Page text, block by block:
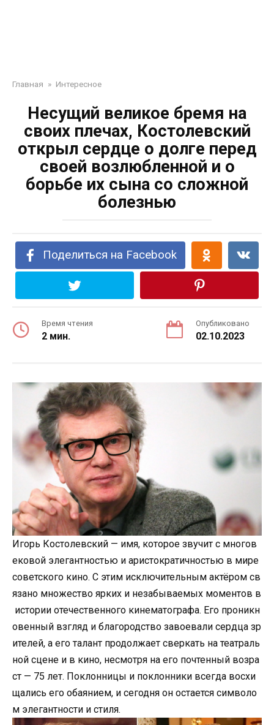
Главная » Интересное
Несущий великое бремя на
своих плечах, Костолевский
открыл сердце о долге перед
своей возлюбленной и о
борьбе их сына со сложной
болезнью
Поделиться на Facebook
Время чтения
2 мин.
Опубликовано
02.10.2023
Игорь Костолевский — имя, которое звучит с многов
ековой элегантностью и аристократичностью в мире
советского кино. С этим исключительным актёром св
язано множество ярких и незабываемых моментов в
истории отечественного кинематографа. Его проникн
овенный взгляд и благородство завоевали сердца зр
ителей, а его талант продолжает сверкать на театраль
ной сцене и в кино, несмотря на его почтенный возра
ст — 75 лет. Поклонницы и поклонники всегда восхи
щались его обаянием, и сегодня он остается символо
м элегантности и стиля.